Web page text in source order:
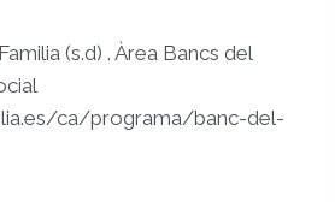
(s.d) . Àrea Bancs del
ca/programa/banc-del-